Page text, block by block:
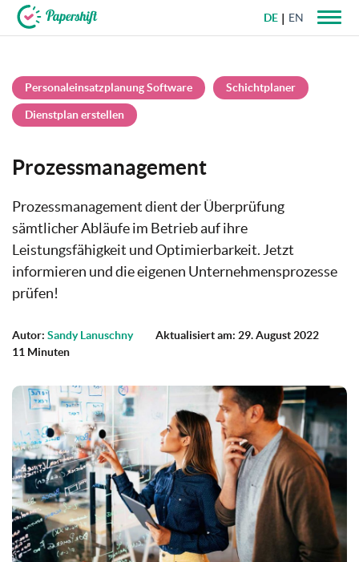
DE EN
Personaleinsatzplanung Software Schichtplaner
Dienstplan erstellen
Prozessmanagement
Prozessmanagement dient der Überprüfung
sämtlicher Abläufe im Betrieb auf ihre
Leistungsfähigkeit und Optimierbarkeit. Jetzt
informieren und die eigenen Unternehmensprozesse
prüfen!
Autor: Sandy Lanuschny
Aktualisiert am: 29. August 2022
11 Minuten